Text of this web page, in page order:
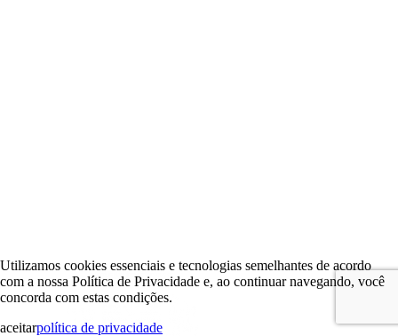
Utilizamos cookies essenciais e tecnologias semelhantes de acordo
com a nossa Política de Privacidade e, ao continuar navegando, você
concorda com estas condições.
aceitarpolítica de privacidade